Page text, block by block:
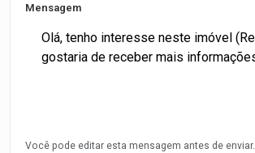
Mensagem
Você pode editar esta mensagem antes de enviar.